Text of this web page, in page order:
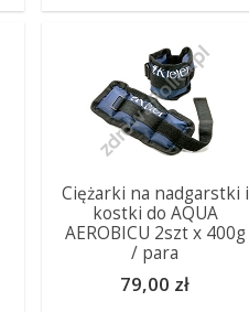
Ciężarki na nadgarstki i
kostki do AQUA
AEROBICU 2szt x 400g
/ para
79,00 zł